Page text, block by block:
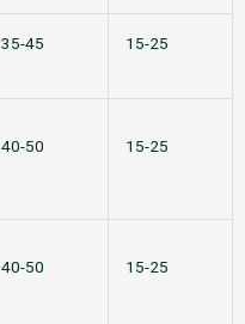
35-45 15-25
40-50 15-25
40-50 15-25